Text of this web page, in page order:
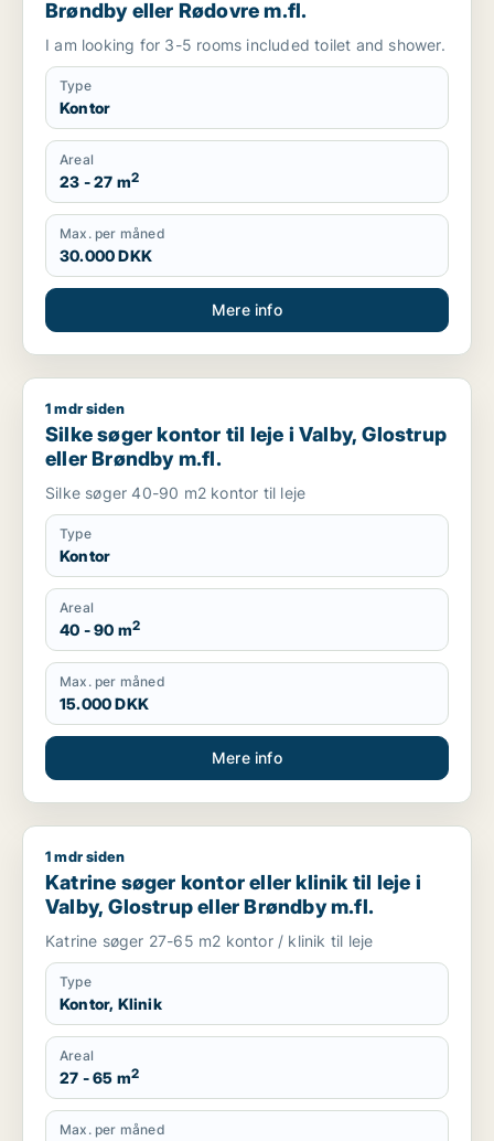
Brøndby eller Rødovre m.fl.
I am looking for 3-5 rooms included toilet and shower.
Type
Kontor
Areal
23 - 27 m2
Max. per måned
30.000 DKK
Mere info
Silke søger kontor til leje i Valby, Glostrup eller Brøndby m.fl.
1 mdr siden
Silke søger kontor til leje i Valby, Glostrup
eller Brøndby m.fl.
Silke søger 40-90 m2 kontor til leje
Type
Kontor
Areal
40 - 90 m2
Max. per måned
15.000 DKK
Mere info
Katrine søger kontor eller klinik til leje i Valby, Glostrup eller
1 mdr siden
Katrine søger kontor eller klinik til leje i
Valby, Glostrup eller Brøndby m.fl.
Katrine søger 27-65 m2 kontor / klinik til leje
Type
Kontor, Klinik
Areal
27 - 65 m2
Max. per måned